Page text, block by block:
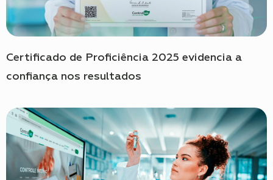
Certificado de Proficiência 2025 evidencia a
confiança nos resultados